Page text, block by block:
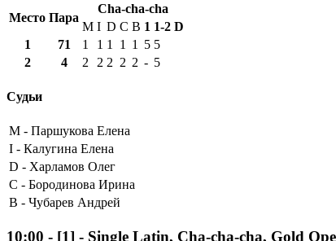
Место Пара
Cha-cha-cha
M I D C B 1 1-2 D
1
71 1 1 1 1 1 5 5
2
4 2 2 2 2 2 - 5
Судьи
M - Паршукова Елена
I - Калугина Елена
D - Харламов Олег
C - Бородинова Ирина
B - Чубарев Андрей
10:00 - [1] - Single Latin, Cha-cha-cha, Gold